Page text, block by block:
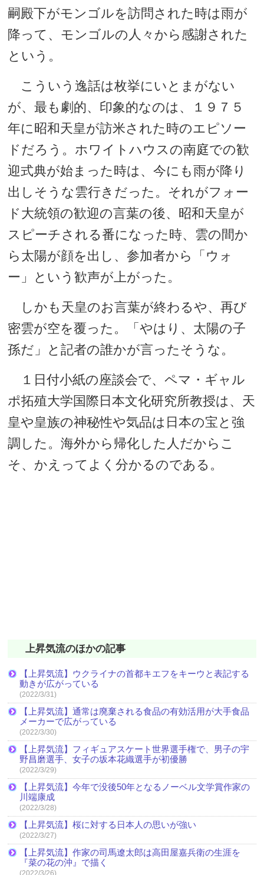
嗣殿下がモンゴルを訪問された時は雨が
降って、モンゴルの人々から感謝された
という。
こういう逸話は枚挙にいとまがない
が、最も劇的、印象的なのは、１９７５
年に昭和天皇が訪米された時のエピソー
ドだろう。ホワイトハウスの南庭での歓
迎式典が始まった時は、今にも雨が降り
出しそうな雲行きだった。それがフォー
ド大統領の歓迎の言葉の後、昭和天皇が
スピーチされる番になった時、雲の間か
ら太陽が顔を出し、参加者から「ウォ
ー」という歓声が上がった。
しかも天皇のお言葉が終わるや、再び
密雲が空を覆った。「やはり、太陽の子
孫だ」と記者の誰かが言ったそうな。
１日付小紙の座談会で、ペマ・ギャル
ポ拓殖大学国際日本文化研究所教授は、天
皇や皇族の神秘性や気品は日本の宝と強
調した。海外から帰化した人だからこ
そ、かえってよく分かるのである。
上昇気流のほかの記事
【上昇気流】ウクライナの首都キエフをキーウと表記する
動きが広がっている
(2022/3/31)
【上昇気流】通常は廃棄される食品の有効活用が大手食品
メーカーで広がっている
(2022/3/30)
【上昇気流】フィギュアスケート世界選手権で、男子の宇
野昌磨選手、女子の坂本花織選手が初優勝
(2022/3/29)
【上昇気流】今年で没後50年となるノーベル文学賞作家の
川端康成
(2022/3/28)
【上昇気流】桜に対する日本人の思いが強い
(2022/3/27)
【上昇気流】作家の司馬遼太郎は高田屋嘉兵衛の生涯を
『菜の花の沖』で描く
(2022/3/26)